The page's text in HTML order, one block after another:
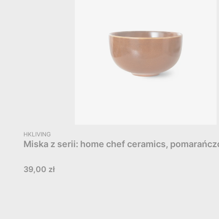
PRODUCENT
HKLIVING
Miska z serii: home chef ceramics,
Cena
39,00 zł